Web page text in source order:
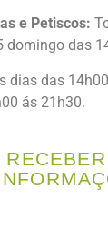
e Petiscos:
domingo das
dias das
ás 21h30.